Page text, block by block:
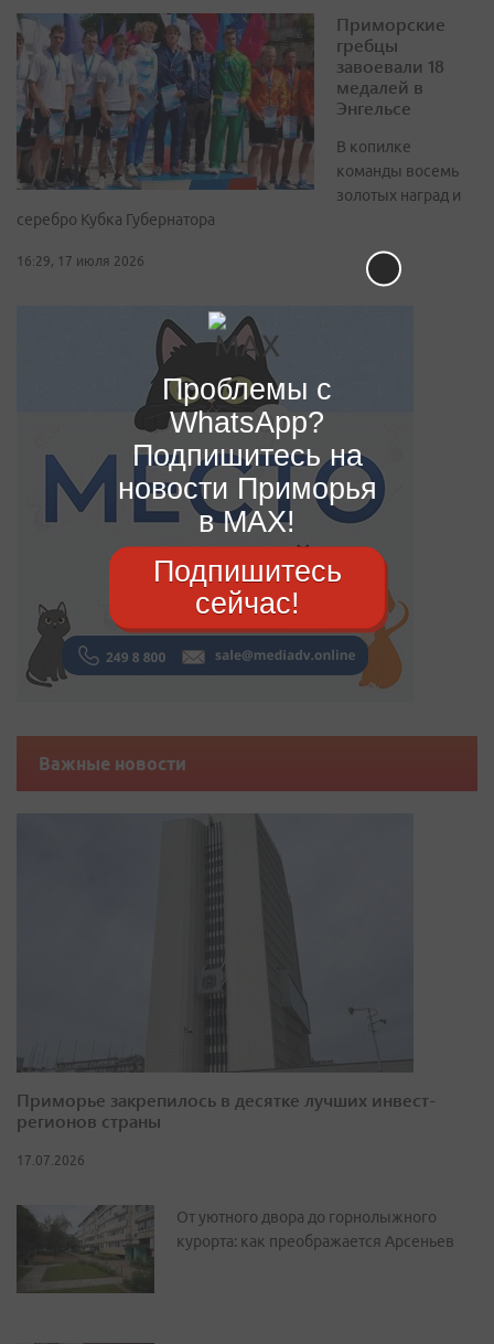
Приморские
гребцы
завоевали 18
медалей в
Энгельсе
В копилке
команды восемь
золотых наград и
серебро Кубка Губернатора
16:29, 17 июля 2026
Важные новости
Приморье закрепилось в десятке лучших инвест-
регионов страны
17.07.2026
От уютного двора до горнолыжного
курорта: как преображается Арсеньев
Проблемы с
WhatsApp?
Подпишитесь на
новости Приморья
в MAX!
Подпишитесь
сейчас!